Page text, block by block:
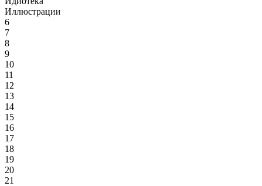
Иллюстрации
6
7
8
9
10
11
12
13
14
15
16
17
18
19
20
21